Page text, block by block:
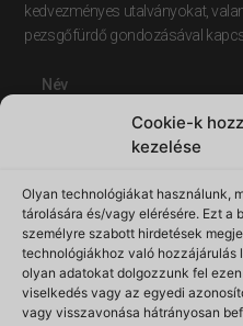
Cookie-k
kezelése
Olyan technológiákat használunk,
tárolására és/vagy elérésére. Ezt a
személyre szabott hirdetések
technológiákhoz való hozzájárulás
olyan adatokat dolgozzunk fel
viselkedés vagy az egyedi
vagy visszavonása hátrányosan
kedvezményes utalványokat,
pezsgőfürdő gondozásával
FELIRATKOZÁS ⟶